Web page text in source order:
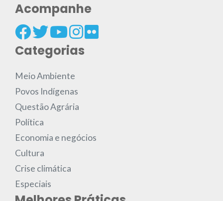
Acompanhe
Categorias
Meio Ambiente
Povos Indígenas
Questão Agrária
Política
Economia e negócios
Cultura
Crise climática
Especiais